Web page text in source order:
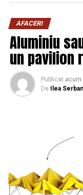
AFACERI
Aluminiu
un pavilion
Publicat acum
De
Ilea Serban